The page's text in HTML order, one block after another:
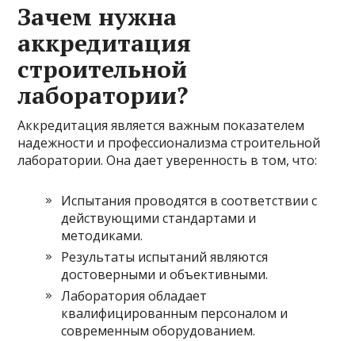
Зачем нужна
аккредитация
строительной
лаборатории?
Аккредитация является важным показателем
надежности и профессионализма строительной
лаборатории. Она дает уверенность в том, что:
Испытания проводятся в соответствии с
действующими стандартами и
методиками.
Результаты испытаний являются
достоверными и объективными.
Лаборатория обладает
квалифицированным персоналом и
современным оборудованием.